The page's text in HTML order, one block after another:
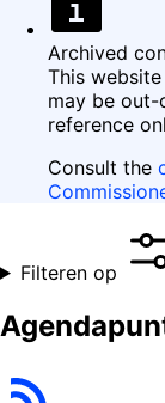
Archived
This
may be
reference
Consult the
Filteren op